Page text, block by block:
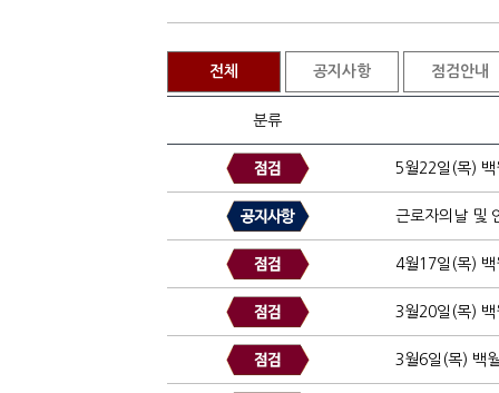
전체 공지사항 점검안내
분류
5월22일(목) 백
근로자의날 및
4월17일(목) 백
3월20일(목) 백
3월6일(목) 백